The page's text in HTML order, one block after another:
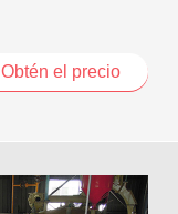
Obtén el precio